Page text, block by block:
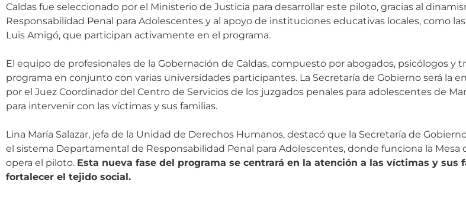
Caldas fue seleccionado por el Ministerio de Justicia para desarrollar este piloto, gracias al
Responsabilidad Penal para Adolescentes y al apoyo de instituciones educativas locales, como
Luis Amigó, que participan activamente en el programa.
El equipo de profesionales de la Gobernación de Caldas, compuesto por abogados, psicólogos y
programa en conjunto con varias universidades participantes. La Secretaría de Gobierno será la
por el Juez Coordinador del Centro de Servicios de los juzgados penales para adolescentes de
para intervenir con las víctimas y sus familias.
Lina María Salazar, jefa de la Unidad de Derechos Humanos, destacó que la Secretaría de
el sistema Departamental de Responsabilidad Penal para Adolescentes, donde funciona la Mesa
opera el piloto. Esta nueva fase del programa se centrará en la atención a las víctimas y sus
fortalecer el tejido social.